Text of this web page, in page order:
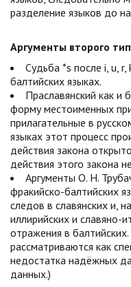
разделение языков до
Аргументы второго
Судьба *s после i, u, r,
балтийских языках.
Праславянский как и
форму местоименных
прилагательные в
языках этот процесс
действия закона
действия этого закона
Аргументы О. Н.
фракийско-балтийских
следов в славянских и,
иллирийских и славяно-
отражения в
рассматриваются как
недостатка надёжных
данных.)